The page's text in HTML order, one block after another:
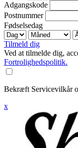
Adgangskode
Postnummer
Fødselsedag
Tilmeld dig
Ved at tilmelde dig,
Fortrolighedspolitik.
Bekræft Servicevilkår
x